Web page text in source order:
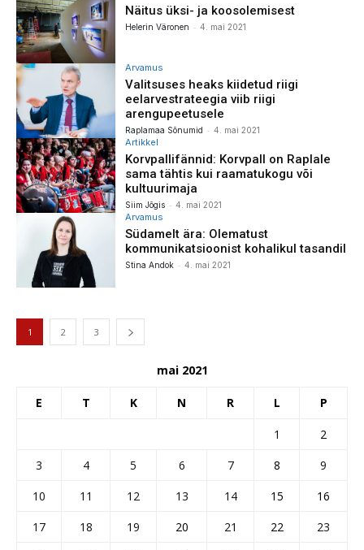
Näitus üksi- ja koosolemisest
Helerin Väronen - 4. mai 2021
Arvamus
Valitsuses heaks kiidetud riigi
eelarvestrateegia viib riigi
arengupeetusele
Raplamaa Sõnumid - 4. mai 2021
Artikkel
Korvpallifännid: Korvpall on Raplale
sama tähtis kui raamatukogu või
kultuurimaja
Siim Jõgis - 4. mai 2021
Arvamus
Südamelt ära: Olematust
kommunikatsioonist kohalikul tasandil
Stina Andok - 4. mai 2021
1 2 3
mai 2021
E T K N R L P
1
2
3
4 5 6 7 8
9
10
11 12 13 14 15
16
17
18 19 20 21 22
23